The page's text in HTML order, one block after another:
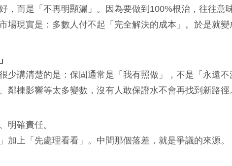
，而是「不再明顯漏」。因為要做到100%根治，往往意
場現實是：多數人付不起「完全解決的成本」。於是就變
少講清楚的是：保固通常是「我有照做」，不是「永遠不
鄰棟影響等太多變數，沒有人敢保證水不會再找到新路徑
明確責任。
加上「先處理看看」。中間那個落差，就是爭議的來源。